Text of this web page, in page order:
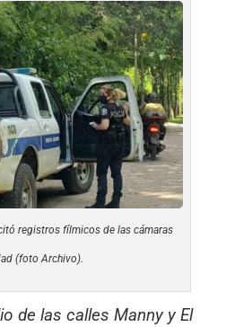
registros fílmicos de las cámaras
(foto Archivo).
de las calles Manny y El